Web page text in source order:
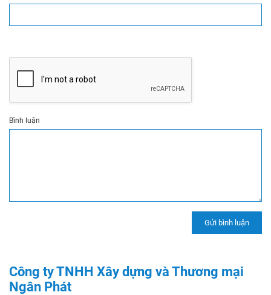
Bình luận
Công ty TNHH Xây dựng và Thương mại
Ngân Phát